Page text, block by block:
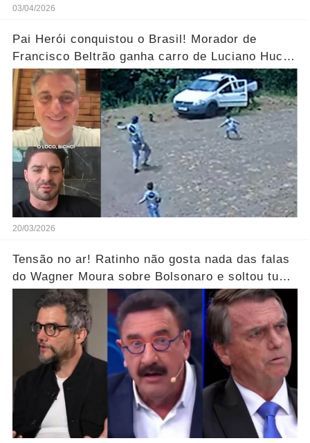
03/04/2026
Pai Herói conquistou o Brasil! Morador de
Francisco Beltrão ganha carro de Luciano Huck
após vídeo dos filhos viralizar.... Ver mais
20/03/2026
Tensão no ar! Ratinho não gosta nada das falas
do Wagner Moura sobre Bolsonaro e soltou tudo
sem filtro.... Veja o vídeo